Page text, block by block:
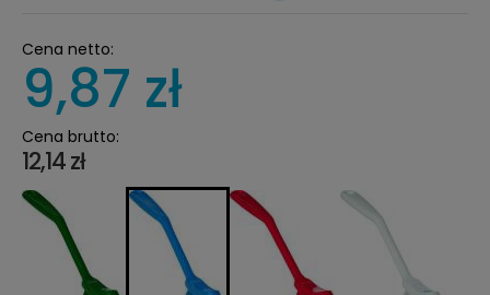
Cena brutto:
12,14 zł
Cena netto:
9,87 zł